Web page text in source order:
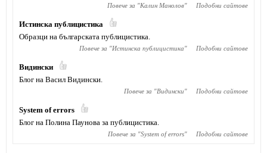
Повече за "Калин Манолов" Подобни сайтове
Истинска публицистика
Образци на българската публицистика.
Повече за "Истинска публицистика" Подобни сайтове
Видински
Блог на Васил Видински.
Повече за "Видински" Подобни сайтове
System of errors
Блог на Полина Паунова за публицистика.
Повече за "System of errors" Подобни сайтове